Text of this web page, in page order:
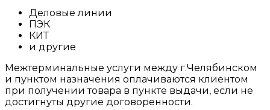
Деловые линии
ПЭК
КИТ
и другие
Межтерминальные услуги между г.Челябинском
и пунктом назначения оплачиваются клиентом
при получении товара в пункте выдачи, если не
достигнуты другие договоренности.